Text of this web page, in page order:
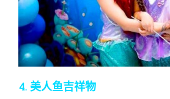
4. 美人鱼吉祥物